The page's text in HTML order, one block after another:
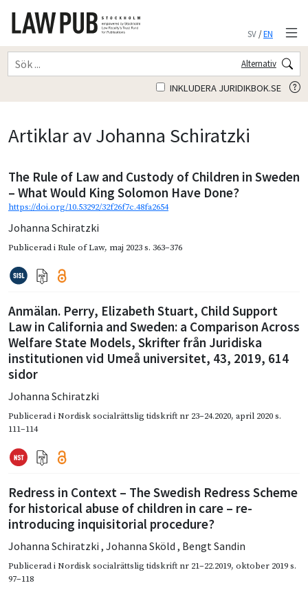
SV/EN
Alternativ
INKLUDERA JURIDIKBOK.SE
Artiklar av Johanna Schiratzki
The Rule of Law and Custody of Children in Sweden
– What Would King Solomon Have Done?
https://doi.org/10.53292/32f26f7c.48fa2654
Johanna Schiratzki
Publicerad iRule of Law, maj 2023s. 363–376
Anmälan. Perry, Elizabeth Stuart, Child Support
Law in California and Sweden: a Comparison Across
Welfare State Models, Skrifter från Juridiska
institutionen vid Umeå universitet, 43, 2019, 614
sidor
Johanna Schiratzki
Publicerad iNordisk socialrättslig tidskrift nr 23–24.2020, april 2020s.
111–114
Redress in Context – The Swedish Redress Scheme
for historical abuse of children in care – re-
introducing inquisitorial procedure?
Johanna Schiratzki , Johanna Sköld , Bengt Sandin
Publicerad iNordisk socialrättslig tidskrift nr 21–22.2019, oktober 2019s.
97–118